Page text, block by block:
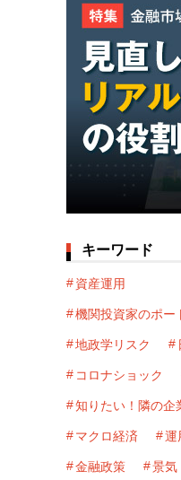
キーワード
資産運用
機関投資家のポー
地政学リスク
コロナショック
知りたい！隣の企
マクロ経済 運
金融政策 景気